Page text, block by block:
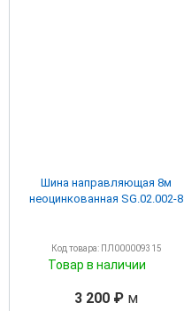
Шина направляющая 8м
неоцинкованная SG.02.002-8
Код товара: ПЛ000009315
Товар в наличии
3 200 ₽ м